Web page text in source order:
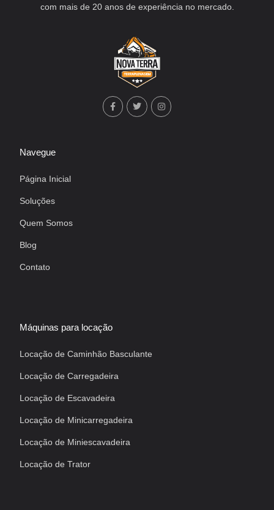
com mais de 20 anos de experiência no mercado.
Navegue
Página Inicial
Soluções
Quem Somos
Blog
Contato
Máquinas para locação
Locação de Caminhão Basculante
Locação de Carregadeira
Locação de Escavadeira
Locação de Minicarregadeira
Locação de Miniescavadeira
Locação de Trator